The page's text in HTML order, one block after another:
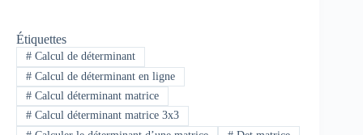
Étiquettes
#Calcul de déterminant
#Calcul de déterminant en ligne
#Calcul déterminant matrice
#Calcul déterminant matrice 3x3